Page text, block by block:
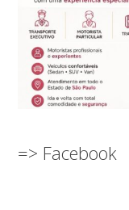
=> Facebook